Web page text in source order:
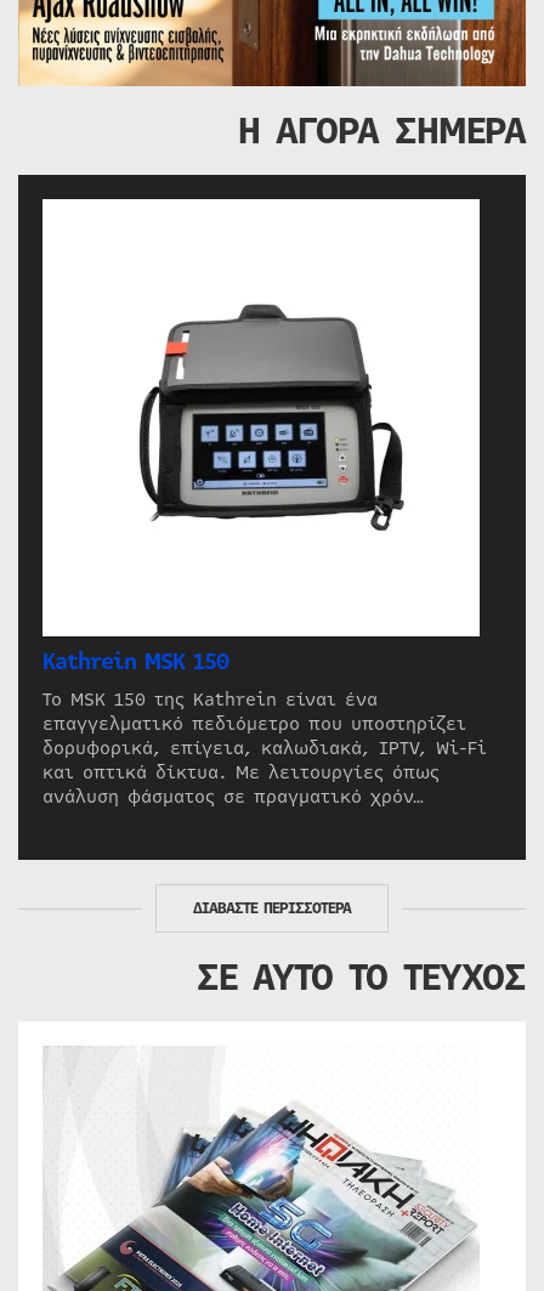
Η ΑΓΟΡΑ ΣΗΜΕΡΑ
Kathrein MSK 150
Το MSK 150 της Kathrein είναι ένα
επαγγελματικό πεδιόμετρο που υποστηρίζει
δορυφορικά, επίγεια, καλωδιακά, IPTV, Wi-Fi
και οπτικά δίκτυα. Με λειτουργίες όπως
ανάλυση φάσματος σε πραγματικό χρόν…
ΔΙΑΒΑΣΤΕ ΠΕΡΙΣΣΟΤΕΡΑ
ΣΕ ΑΥΤΟ ΤΟ ΤΕΥΧΟΣ